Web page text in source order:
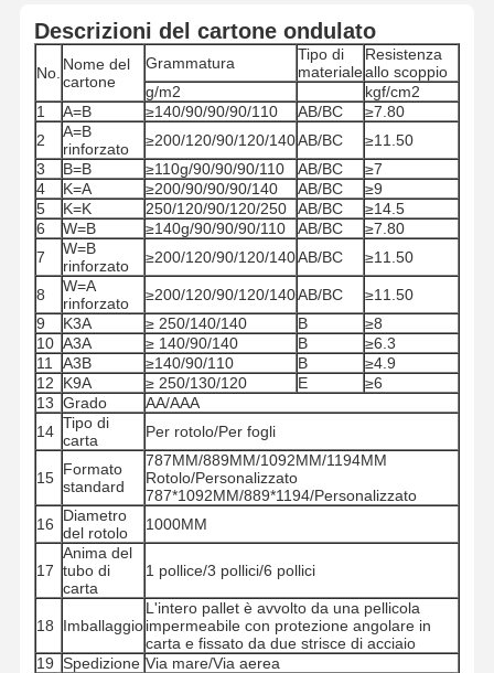
Casa Prodotti Video Chi Siamo
Descrizioni del cartone ondulato
No. Nome del
cartone
Grammatura
Tipo di
materiale
Resistenza
allo scoppio
g/m2
kgf/cm2
1
A=B ≥140/90/90/90/110 AB/BC
≥7.80
2
A=B
rinforzato
≥200/120/90/120/140AB/BC
≥11.50
3
B=B ≥110g/90/90/90/110 AB/BC
≥7
4
K=A ≥200/90/90/90/140 AB/BC
≥9
5
K=K 250/120/90/120/250 AB/BC
≥14.5
6
W=B ≥140g/90/90/90/110 AB/BC
≥7.80
7
W=B
rinforzato
≥200/120/90/120/140AB/BC ≥11.50
8
W=A
rinforzato
≥200/120/90/120/140AB/BC
≥11.50
9
K3A ≥ 250/140/140 B
≥8
10 A3A ≥ 140/90/140 B
≥6.3
11
A3B ≥140/90/110 B
≥4.9
12
K9A ≥ 250/130/120 E
≥6
13 Grado
AA/AAA
14 Tipo di
carta
Per rotolo/Per fogli
15 Formato
standard
787MM/889MM/1092MM/1194MM
Rotolo/Personalizzato
787*1092MM/889*1194/Personalizzato
16
Diametro
del rotolo
1000MM
17
Anima del
tubo di
carta
1 pollice/3 pollici/6 pollici
18 Imballaggio
L'intero pallet è avvolto da una pellicola
impermeabile con protezione angolare in
carta e fissato da due strisce di acciaio
19 Spedizione Via mare/Via aerea